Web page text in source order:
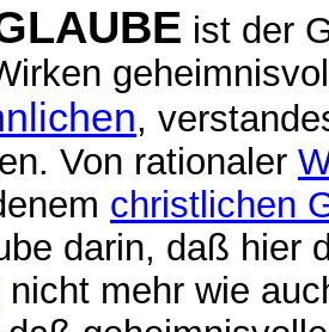
ist der
,
Von rationaler
christlichen
darin, daß hier
nicht mehr wie